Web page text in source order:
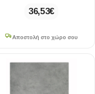
36,53€
Αποστολή στο χώρο σου